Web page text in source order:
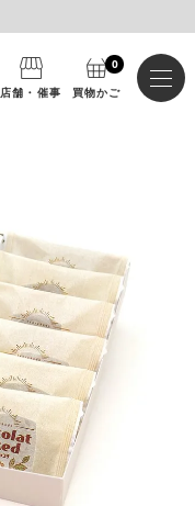
店舗・催事 買物かご
0